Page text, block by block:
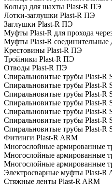
Кольца для шахты Plast-R ПЭ
Лотки-заглушки Plast-R ПЭ
Заглушки Plast-R ПЭ
Муфты Plast-R для прохода
Муфты Plast-R
Крестовины Plast-R ПЭ
Тройники Plast-R ПЭ
Отводы Plast-R ПЭ
Спиральновитые трубы Plast-R
Спиральновитые трубы Plast-R
Спиральновитые трубы Plast-R
Спиральновитые трубы Plast-R
Спиральновитые трубы Plast-R
Спиральновитые трубы Plast-R
Спиральновитые трубы Plast-R
Фитинги Plast-R ARM
Многослойные армированные
Многослойные армированные
Многослойные армированные
Электросварные муфты Plast-R
Стяжные ленты Plast-R ARM